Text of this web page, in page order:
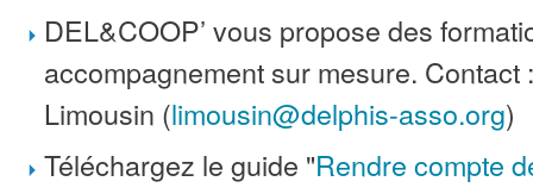
DEL&COOP’ vous propose des
accompagnement sur mesure. Contact
Limousin (limousin@delphis-asso.org)
Téléchargez le guide "Rendre compte